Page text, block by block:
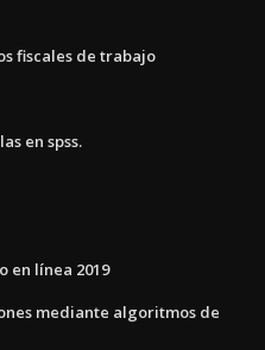
fiscales de trabajo
en spss.
en línea 2019
mediante algoritmos de